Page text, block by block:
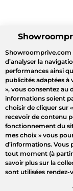
Showroomprive.com
d’analyser la
performances ainsi
publicités adaptées à
», vous consentez au
informations soient
choisir de cliquer sur
recevoir de contenu
fonctionnement du
mes choix » vous
d’informations. Vous
tout moment (à partir
savoir plus sur la
sont utilisées rendez-